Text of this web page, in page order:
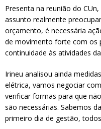
Presenta na reunião do
assunto realmente
orçamento, é necessária
de movimento forte com os
continuidade às atividades
Irineu analisou ainda
elétrica, vamos negociar
verificar formas para que
são necessárias. Sabemos
primeiro dia de gestão,